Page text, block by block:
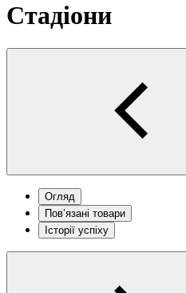
Стадіони
Огляд
Пов’язані товари
Історії успіху